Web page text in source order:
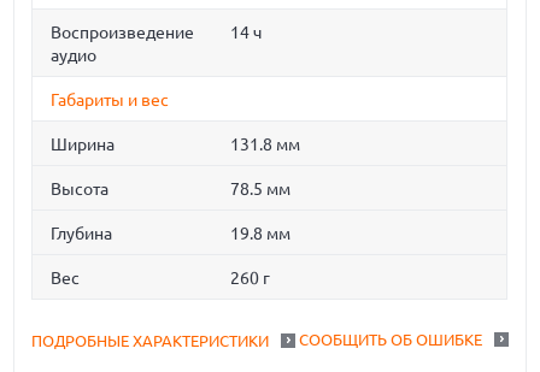
Воспроизведение
аудио
14 ч
Габариты и вес
Ширина 131.8 мм
Высота 78.5 мм
Глубина 19.8 мм
Вес 260 г
СООБЩИТЬ ОБ ОШИБКЕ
ПОДРОБНЫЕ ХАРАКТЕРИСТИКИ